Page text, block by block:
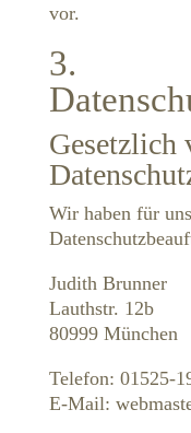
vor.
3.
Gesetzlich
Wir haben für
Judith Brunner
Lauthstr. 12b
80999 München
Telefon: 01525-
E-Mail: